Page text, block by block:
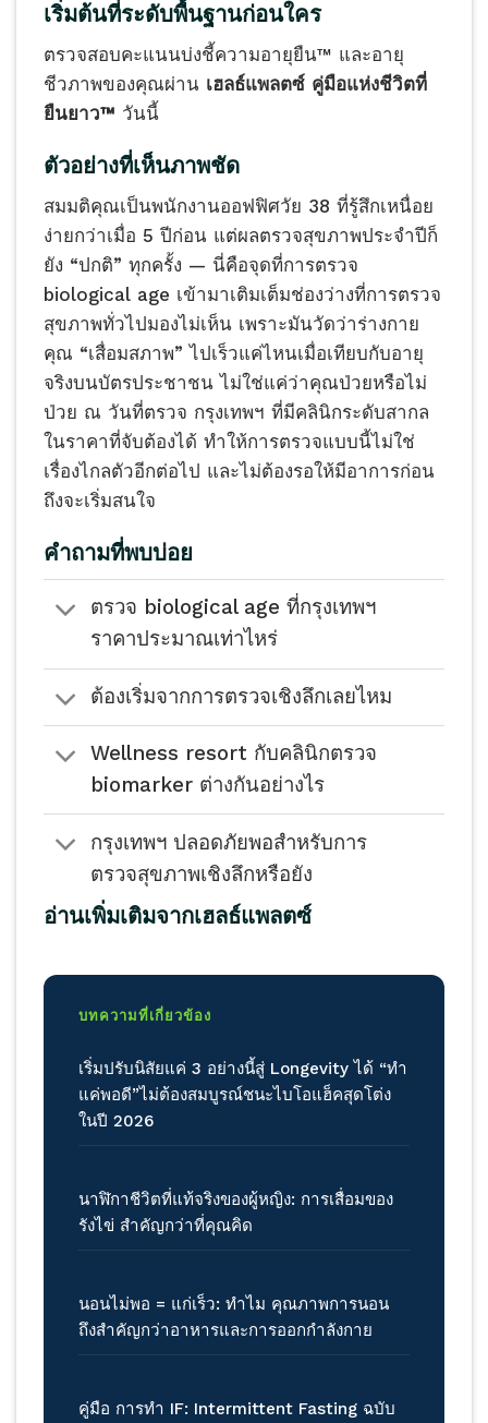
เริ่มต้นที่ระดับพื้นฐานก่อนใคร
ตรวจสอบคะแนนบ่งชี้ความอายุยืน™ และอายุ
ชีวภาพของคุณผ่าน เฮลธ์แพลตซ์ คู่มือแห่งชีวิตที่
ยืนยาว™ วันนี้
ตัวอย่างที่เห็นภาพชัด
สมมติคุณเป็นพนักงานออฟฟิศวัย 38 ที่รู้สึกเหนื่อย
ง่ายกว่าเมื่อ 5 ปีก่อน แต่ผลตรวจสุขภาพประจำปีก็
ยัง “ปกติ” ทุกครั้ง — นี่คือจุดที่การตรวจ
biological age เข้ามาเติมเต็มช่องว่างที่การตรวจ
สุขภาพทั่วไปมองไม่เห็น เพราะมันวัดว่าร่างกาย
คุณ “เสื่อมสภาพ” ไปเร็วแค่ไหนเมื่อเทียบกับอายุ
จริงบนบัตรประชาชน ไม่ใช่แค่ว่าคุณป่วยหรือไม่
ป่วย ณ วันที่ตรวจ กรุงเทพฯ ที่มีคลินิกระดับสากล
ในราคาที่จับต้องได้ ทำให้การตรวจแบบนี้ไม่ใช่
เรื่องไกลตัวอีกต่อไป และไม่ต้องรอให้มีอาการก่อน
ถึงจะเริ่มสนใจ
คำถามที่พบบ่อย
ตรวจ biological age ที่กรุงเทพฯ
ราคาประมาณเท่าไหร่
ต้องเริ่มจากการตรวจเชิงลึกเลยไหม
Wellness resort กับคลินิกตรวจ
biomarker ต่างกันอย่างไร
กรุงเทพฯ ปลอดภัยพอสำหรับการ
ตรวจสุขภาพเชิงลึกหรือยัง
อ่านเพิ่มเติมจากเฮลธ์แพลตซ์
บทความที่เกี่ยวข้อง
เริ่มปรับนิสัยแค่ 3 อย่างนี้สู่ Longevity ได้ “ทำ
แค่พอดี”ไม่ต้องสมบูรณ์ชนะไบโอแฮ็คสุดโต่ง
ในปี 2026
นาฬิกาชีวิตที่แท้จริงของผู้หญิง: การเสื่อมของ
รังไข่ สำคัญกว่าที่คุณคิด
นอนไม่พอ = แก่เร็ว: ทำไม คุณภาพการนอน
ถึงสำคัญกว่าอาหารและการออกกำลังกาย
คู่มือ การทำ IF: Intermittent Fasting ฉบับ